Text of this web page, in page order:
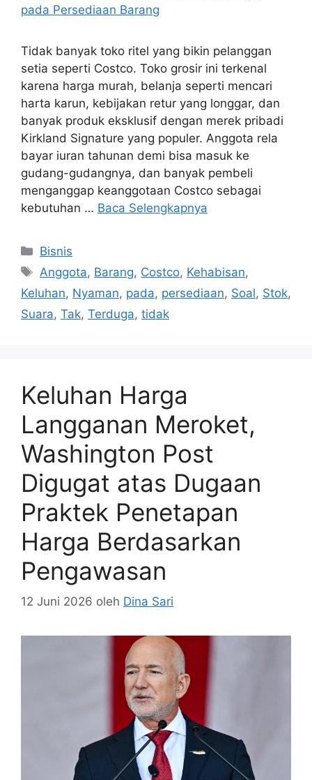
Tidak banyak toko ritel yang bikin pelanggan
setia seperti Costco. Toko grosir ini terkenal
karena harga murah, belanja seperti mencari
harta karun, kebijakan retur yang longgar, dan
banyak produk eksklusif dengan merek pribadi
Kirkland Signature yang populer. Anggota rela
bayar iuran tahunan demi bisa masuk ke
gudang-gudangnya, dan banyak pembeli
menganggap keanggotaan Costco sebagai
kebutuhan … Baca Selengkapnya
Kategori
Bisnis
Tag
Anggota, Barang, Costco, Kehabisan,
Keluhan, Nyaman, pada, persediaan, Soal, Stok,
Suara, Tak, Terduga, tidak
Keluhan Harga
Langganan Meroket,
Washington Post
Digugat atas Dugaan
Praktek Penetapan
Harga Berdasarkan
Pengawasan
12 Juni 2026 oleh Dina Sari